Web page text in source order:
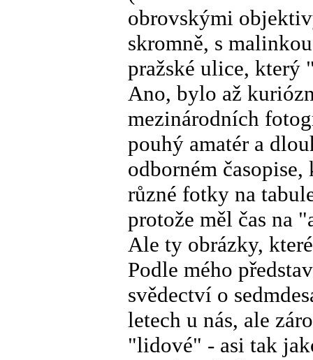
obrovskými
skromně, s
pražské ulice, který
Ano, bylo až
mezinárodních
pouhý amatér a
odborném
různé fotky na
protože měl čas na
Ale ty obrázky,
Podle mého
svědectví o
letech u nás, ale
"lidové" - asi tak